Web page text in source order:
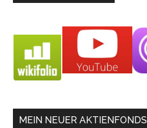
MEIN NEUER AKTIENFONDS